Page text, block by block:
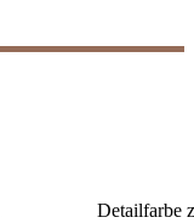
Detailfarbe